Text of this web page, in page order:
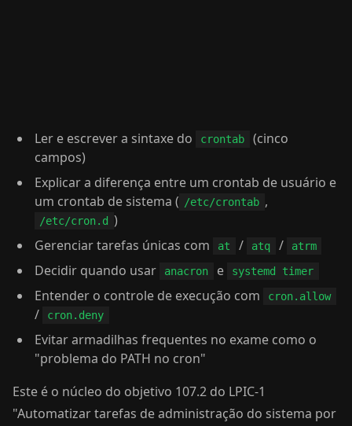
Ler e escrever a sintaxe do crontab
(cinco
campos)
Explicar a diferença entre um crontab de usuário e
um crontab de sistema ( /etc/crontab ,
/etc/cron.d )
Gerenciar tarefas únicas com
at / atq / atrm
Decidir quando usar anacron e systemd timer
Entender o controle de execução com cron.allow
/ cron.deny
Evitar armadilhas frequentes no exame como o
"problema do PATH no cron"
Este é o núcleo do objetivo 107.2 do LPIC-1
"Automatizar tarefas de administração do sistema por